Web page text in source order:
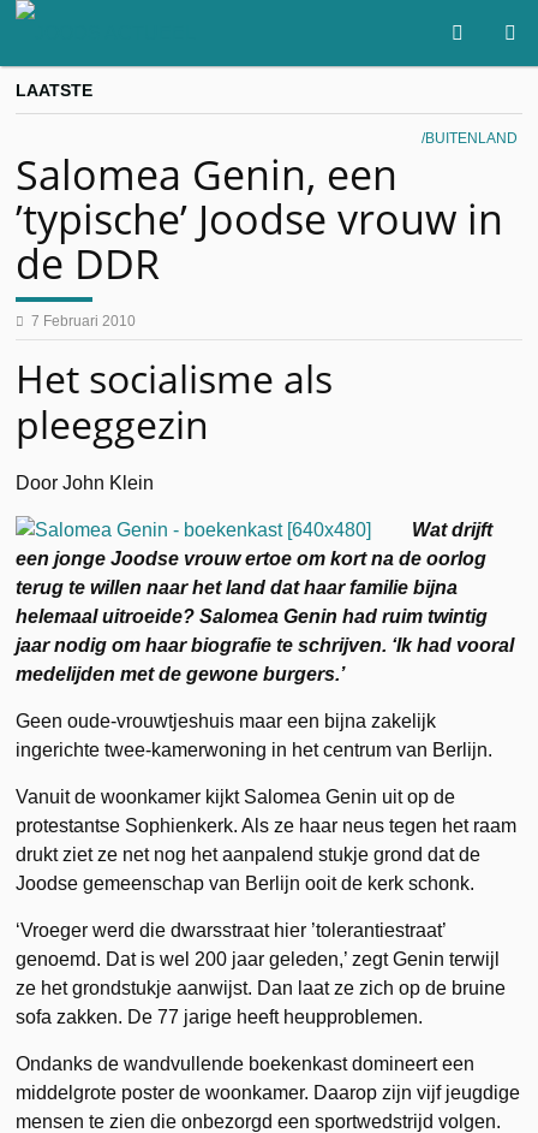
LAATSTE
BUITENLAND
Salomea Genin, een
’typische’ Joodse vrouw in
de DDR
7 Februari 2010
Het socialisme als
pleeggezin
Door John Klein
Wat drijft
een jonge Joodse vrouw ertoe om kort na de oorlog
terug te willen naar het land dat haar familie bijna
helemaal uitroeide? Salomea Genin had ruim twintig
jaar nodig om haar biografie te schrijven. ‘Ik had vooral
medelijden met de gewone burgers.’
Geen oude-vrouwtjeshuis maar een bijna zakelijk
ingerichte twee-kamerwoning in het centrum van Berlijn.
Vanuit de woonkamer kijkt Salomea Genin uit op de
protestantse Sophienkerk. Als ze haar neus tegen het raam
drukt ziet ze net nog het aanpalend stukje grond dat de
Joodse gemeenschap van Berlijn ooit de kerk schonk.
‘Vroeger werd die dwarsstraat hier ’tolerantiestraat’
genoemd. Dat is wel 200 jaar geleden,’ zegt Genin terwijl
ze het grondstukje aanwijst. Dan laat ze zich op de bruine
sofa zakken. De 77 jarige heeft heupproblemen.
Ondanks de wandvullende boekenkast domineert een
middelgrote poster de woonkamer. Daarop zijn vijf jeugdige
mensen te zien die onbezorgd een sportwedstrijd volgen.